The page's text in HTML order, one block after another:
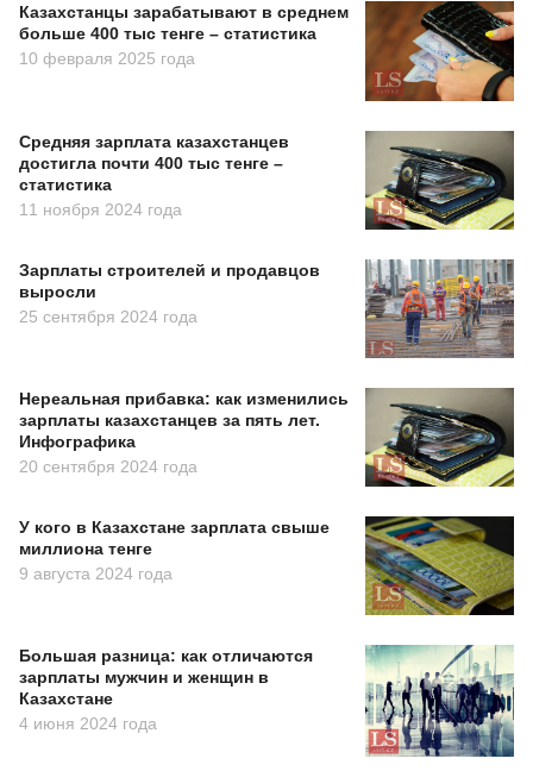
Казахстанцы зарабатывают в среднем
больше 400 тыс тенге – статистика
10 февраля 2025 года
Средняя зарплата казахстанцев
достигла почти 400 тыс тенге –
статистика
11 ноября 2024 года
Зарплаты строителей и продавцов
выросли
25 сентября 2024 года
Нереальная прибавка: как изменились
зарплаты казахстанцев за пять лет.
Инфографика
20 сентября 2024 года
У кого в Казахстане зарплата свыше
миллиона тенге
9 августа 2024 года
Большая разница: как отличаются
зарплаты мужчин и женщин в
Казахстане
4 июня 2024 года